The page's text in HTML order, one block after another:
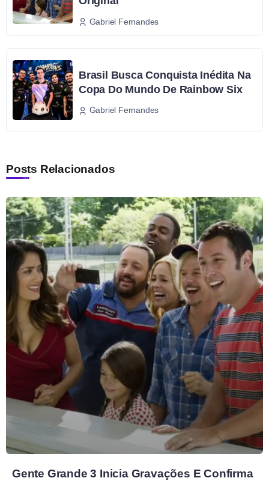
Gabriel Fernandes
Brasil Busca Conquista Inédita Na
Copa Do Mundo De Rainbow Six
Gabriel Fernandes
Posts Relacionados
Gente Grande 3 Inicia Gravações E Confirma